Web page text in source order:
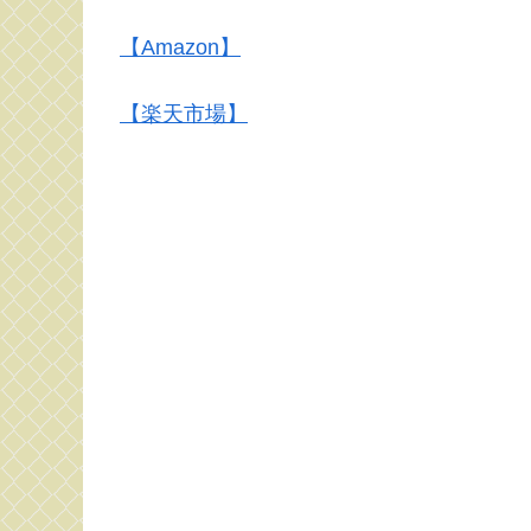
【Amazon】
【楽天市場】